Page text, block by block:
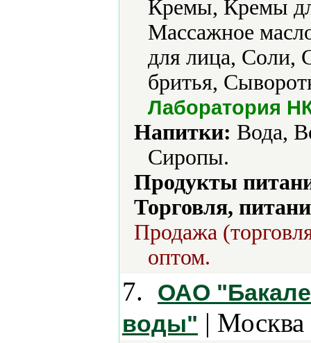
Кремы, Кремы
Массажное
для лица, Соли,
бритья,
Лаборатория
Напитки: Вода,
Сиропы.
Продукты
Торговля,
Продажа
оптом.
7.
ОАО
воды" |